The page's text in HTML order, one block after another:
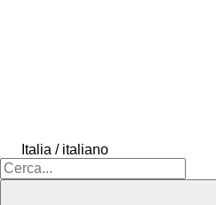
Italia / italiano